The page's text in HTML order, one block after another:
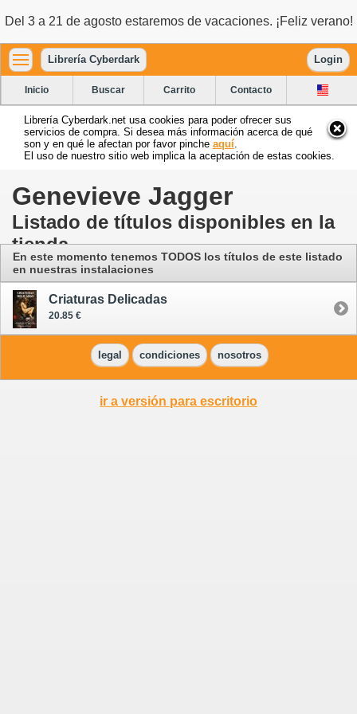
Del 3 a 21 de agosto estaremos de vacaciones. ¡Feliz verano!
Librería Cyberdark Login
Inicio Buscar Carrito Contacto
Librería Cyberdark.net usa cookies para poder ofrecer sus
servicios de compra. Si desea más información acerca de qué
son y en qué le afectan por favor pinche aquí
El uso de nuestro sitio web implica la aceptación de estas cookies.
Genevieve Jagger
Listado de títulos disponibles en la
tienda
En este momento tenemos TODOS los títulos de este listado
en nuestras instalaciones
Criaturas Delicadas
20.85 €
legal condiciones nosotros
ir a versión para escritorio